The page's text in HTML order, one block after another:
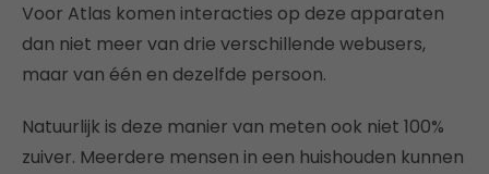
Voor Atlas komen interacties op deze apparaten
dan niet meer van drie verschillende webusers,
maar van één en dezelfde persoon.
Natuurlijk is deze manier van meten ook niet 100%
zuiver. Meerdere mensen in een huishouden kunnen